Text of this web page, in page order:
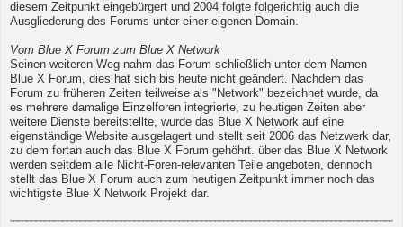
diesem Zeitpunkt eingebürgert und 2004 folgte folgerichtig auch die
Ausgliederung des Forums unter einer eigenen Domain.
Vom Blue X Forum zum Blue X Network
Seinen weiteren Weg nahm das Forum schließlich unter dem Namen
Blue X Forum, dies hat sich bis heute nicht geändert. Nachdem das
Forum zu früheren Zeiten teilweise als "Network" bezeichnet wurde, da
es mehrere damalige Einzelforen integrierte, zu heutigen Zeiten aber
weitere Dienste bereitstellte, wurde das Blue X Network auf eine
eigenständige Website ausgelagert und stellt seit 2006 das Netzwerk dar,
zu dem fortan auch das Blue X Forum gehöhrt. über das Blue X Network
werden seitdem alle Nicht-Foren-relevanten Teile angeboten, dennoch
stellt das Blue X Forum auch zum heutigen Zeitpunkt immer noch das
wichtigste Blue X Network Projekt dar.